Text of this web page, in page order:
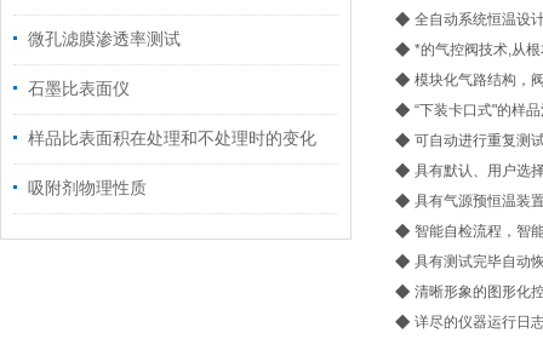
微孔滤膜渗透率测试
石墨比表面仪
样品比表面积在处理和不处理时的变化
吸附剂物理性质
◆ 全自动系统恒温设
◆ *的气控阀技术,从
◆ 模块化气路结构，
◆ “下装卡口式"的样
◆ 可自动进行重复测
◆ 具有默认、用户选
◆ 具有气源预恒温装
◆ 智能自检流程，智
◆ 具有测试完毕自动
◆ 清晰形象的图形化
◆ 详尽的仪器运行日